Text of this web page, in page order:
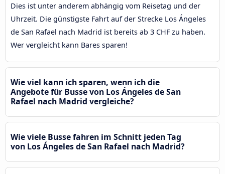
Dies ist unter anderem abhängig vom Reisetag und der
Uhrzeit. Die günstigste Fahrt auf der Strecke Los Ángeles
de San Rafael nach Madrid ist bereits ab 3 CHF zu haben.
Wer vergleicht kann Bares sparen!
Wie viel kann ich sparen, wenn ich die
Angebote für Busse von Los Ángeles de San
Rafael nach Madrid vergleiche?
Wie viele Busse fahren im Schnitt jeden Tag
von Los Ángeles de San Rafael nach Madrid?